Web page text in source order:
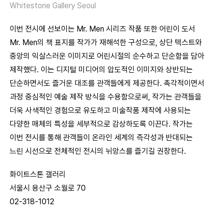
Whitestone Gallery Seoul
이번 전시에 선보이는 Mr. Men 시리즈 작품 또한 어린이 도서
Mr. Men의 책 표지를 작가가 재해석한 구성으로, 상단 텍스트와
중앙의 익살스러운 이미지로 어린시절의 순수하고 단순함을 담아
제작했다. 이는 디지털 미디어의 압도적인 이미지와 상반되는
단순하면서도 즐거운 대조를 관객들에게 제공한다. 촉각적이면서
과정 중심적인 예술 제작 방식을 수용함으로써, 작가는 관객들을
더욱 사색적인 경험으로 유도하고 미술작품 제작에 사용되는
다양한 매체의 특성을 세부적으로 감상하도록 이끈다. 작가는
이번 전시를 통해 관객들이 온라인 세계의 즉각성과 반대되는
느린 시선으로 전체적인 전시의 뉘앙스를 즐기길 권장한다.
화이트스톤 갤러리
서울시 용산구 소월로 70
02-318-1012